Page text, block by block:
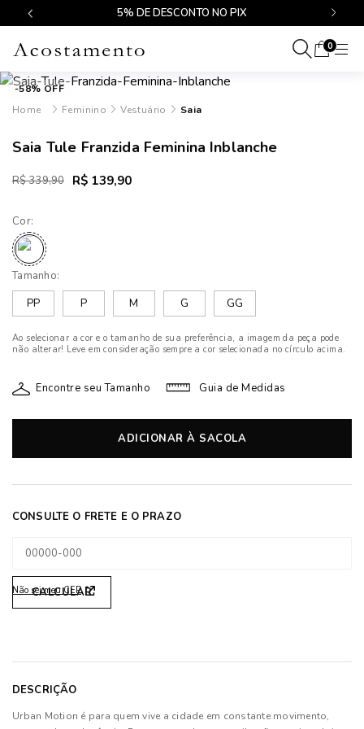
5% DE DESCONTO NO PIX
0
-58% OFF
Feminino
Vestuário Saia
Saia Tule Franzida Feminina Inblanche
R$ 339,90 R$ 139,90
Cor:
Tamanho:
PP
P M G GG
Ao selecionar a cor e o tamanho de sua preferência, a imagem da peça pode
não alterar! Leve em consideração sempre a cor selecionada no círculo acima.
Encontre seu Tamanho Guia de Medidas
ADICIONAR À SACOLA
Não sei meu CEP
DESCRIÇÃO
Urban Motion é para quem vive a cidade em constante movimento,